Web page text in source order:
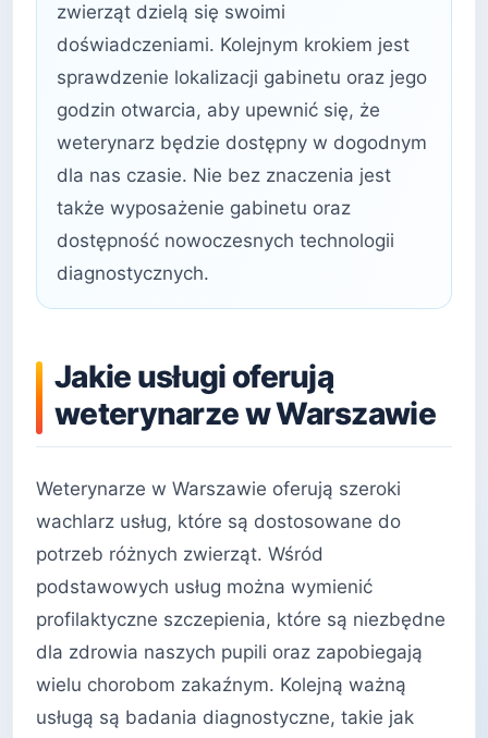
zwierząt dzielą się swoimi
doświadczeniami. Kolejnym krokiem jest
sprawdzenie lokalizacji gabinetu oraz jego
godzin otwarcia, aby upewnić się, że
weterynarz będzie dostępny w dogodnym
dla nas czasie. Nie bez znaczenia jest
także wyposażenie gabinetu oraz
dostępność nowoczesnych technologii
diagnostycznych.
Jakie usługi oferują
weterynarze w Warszawie
Weterynarze w Warszawie oferują szeroki
wachlarz usług, które są dostosowane do
potrzeb różnych zwierząt. Wśród
podstawowych usług można wymienić
profilaktyczne szczepienia, które są niezbędne
dla zdrowia naszych pupili oraz zapobiegają
wielu chorobom zakaźnym. Kolejną ważną
usługą są badania diagnostyczne, takie jak